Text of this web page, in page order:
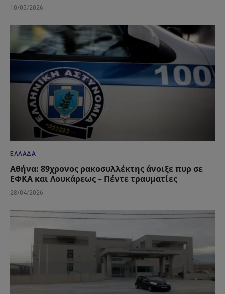
10/05/2026
ΕΛΛΆΔΑ
Αθήνα: 89χρονος ρακοσυλλέκτης άνοιξε πυρ σε
ΕΦΚΑ και Λουκάρεως – Πέντε τραυματίες
28/04/2026